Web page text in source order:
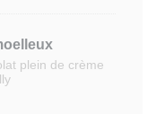
plein de crème